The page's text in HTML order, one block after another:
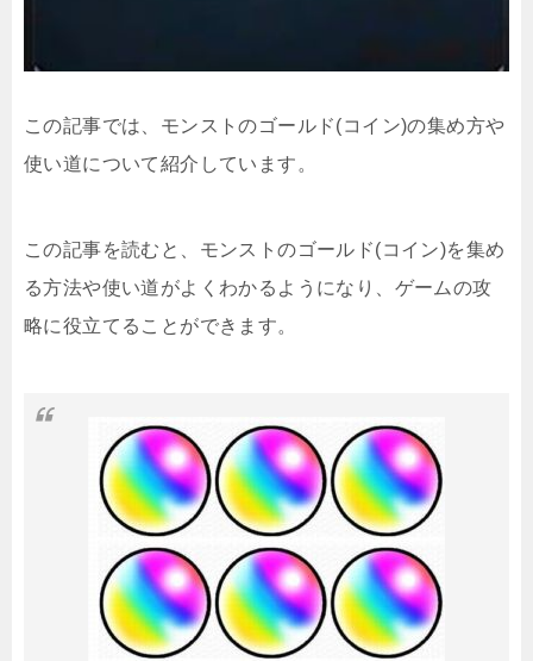
この記事では、モンストのゴールド(コイン)の集め方や
使い道について紹介しています。
この記事を読むと、モンストのゴールド(コイン)を集め
る方法や使い道がよくわかるようになり、ゲームの攻
略に役立てることができます。